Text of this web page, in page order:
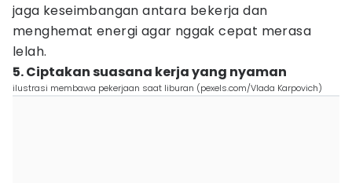
jaga keseimbangan antara bekerja dan
menghemat energi agar nggak cepat merasa
lelah.
5. Ciptakan suasana kerja yang nyaman
ilustrasi membawa pekerjaan saat liburan (pexels.com/Vlada Karpovich)